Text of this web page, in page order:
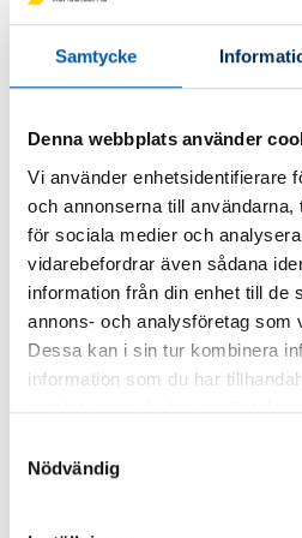
Samtycke
Denna webbplats använder
Vi använder enhetsidentifierare
och annonserna till användarna,
för sociala medier och
vidarebefordrar även sådana
information från din enhet till de
annons- och analysföretag som
Dessa kan i sin tur kombinera
information som du har
Nödvändig
eller ställning. I så fall får
tillämpas.
lika. Men en skillnad är
behöver ta hänsyn till om
påverkas väsentligt. Det
hänsyn till att det är
betydelse i t.ex. ett
upprätta årsredovisning
eller en enskild firma
årsbokslut.
När börjar reglerna